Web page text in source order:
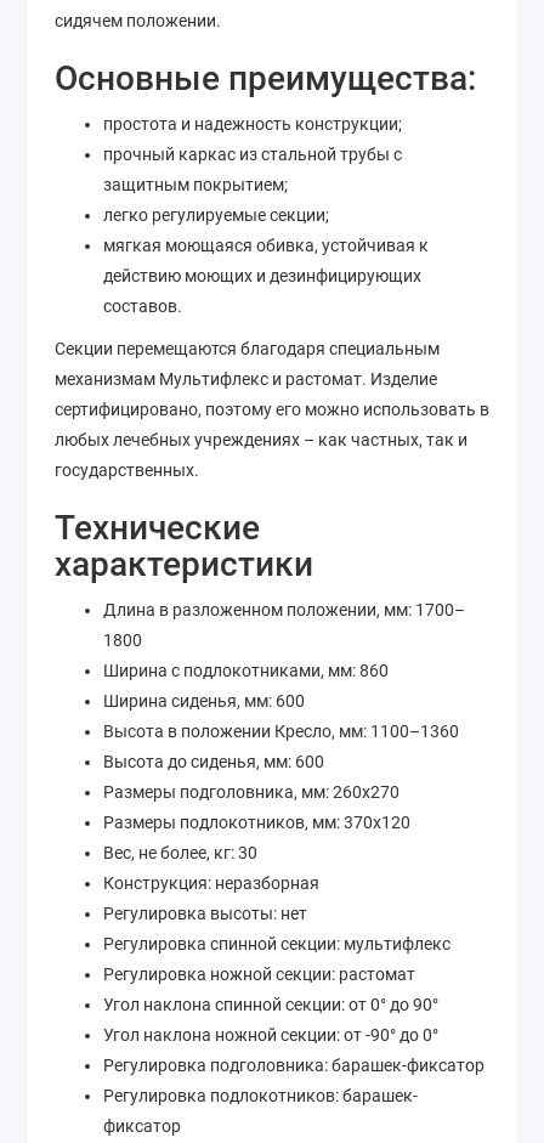
сидячем положении.
Основные преимущества:
простота и надежность конструкции;
прочный каркас из стальной трубы с
защитным покрытием;
легко регулируемые секции;
мягкая моющаяся обивка, устойчивая к
действию моющих и дезинфицирующих
составов.
Секции перемещаются благодаря специальным
механизмам Мультифлекс и растомат. Изделие
сертифицировано, поэтому его можно использовать в
любых лечебных учреждениях – как частных, так и
государственных.
Технические
характеристики
Длина в разложенном положении, мм: 1700–
1800
Ширина с подлокотниками, мм: 860
Ширина сиденья, мм: 600
Высота в положении Кресло, мм: 1100–1360
Высота до сиденья, мм: 600
Размеры подголовника, мм: 260х270
Размеры подлокотников, мм: 370х120
Вес, не более, кг: 30
Конструкция: неразборная
Регулировка высоты: нет
Регулировка спинной секции: мультифлекс
Регулировка ножной секции: растомат
Угол наклона спинной секции: от 0° до 90°
Угол наклона ножной секции: от -90° до 0°
Регулировка подголовника: барашек-фиксатор
Регулировка подлокотников: барашек-
фиксатор